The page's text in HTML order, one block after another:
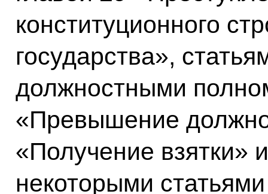
конституционного
государства»,
должностными
«Превышение
«Получение взятки»
некоторыми